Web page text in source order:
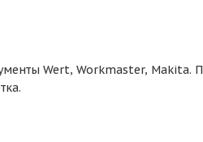
Wert, Workmaster,